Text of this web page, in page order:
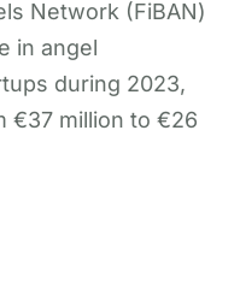
Network (FiBAN)
in angel
during 2023,
€37 million to €26